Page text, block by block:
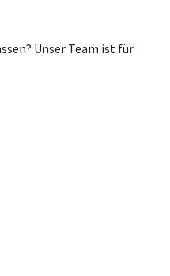
Unser Team ist für